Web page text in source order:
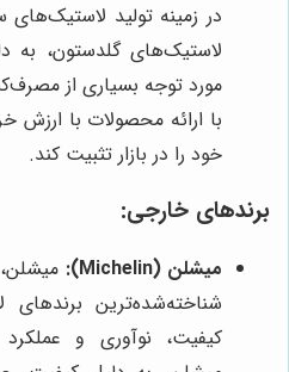
در زمینه تولید
لاستیک‌های گلدستون، به
مورد توجه بسیاری از
با ارائه محصولات با ارزش
خود را در بازار تثبیت کند.
برندهای خارجی:
میشلن (Michelin):
شناخته‌شده‌ترین
کیفیت، نوآوری و